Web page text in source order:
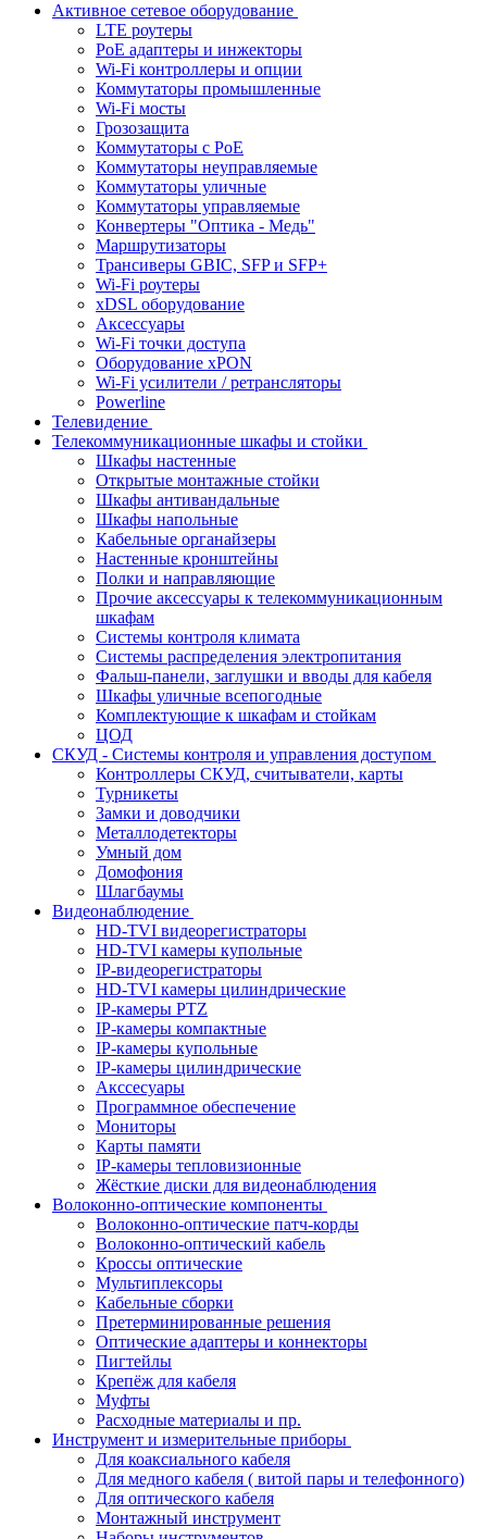
Активное сетевое оборудование
LTE роутеры
PoE адаптеры и инжекторы
Wi-Fi контроллеры и опции
Коммутаторы промышленные
Wi-Fi мосты
Грозозащита
Коммутаторы c PoE
Коммутаторы неуправляемые
Коммутаторы уличные
Коммутаторы управляемые
Конвертеры "Оптика - Медь"
Маршрутизаторы
Трансиверы GBIC, SFP и SFP+
Wi-Fi роутеры
xDSL оборудование
Аксессуары
Wi-Fi точки доступа
Оборудование хPON
Wi-Fi усилители / ретрансляторы
Powerline
Телевидение
Телекоммуникационные шкафы и стойки
Шкафы настенные
Открытые монтажные стойки
Шкафы антивандальные
Шкафы напольные
Кабельные органайзеры
Настенные кронштейны
Полки и направляющие
Прочие аксессуары к телекоммуникационным
шкафам
Системы контроля климата
Системы распределения электропитания
Фальш-панели, заглушки и вводы для кабеля
Шкафы уличные всепогодные
Комплектующие к шкафам и стойкам
ЦОД
СКУД - Системы контроля и управления доступом
Контроллеры СКУД, считыватели, карты
Турникеты
Замки и доводчики
Металлодетекторы
Умный дом
Домофония
Шлагбаумы
Видеонаблюдение
HD-TVI видеорегистраторы
HD-TVI камеры купольные
IP-видеорегистраторы
HD-TVI камеры цилиндрические
IP-камеры PTZ
IP-камеры компактные
IP-камеры купольные
IP-камеры цилиндрические
Акссесуары
Программное обеспечение
Мониторы
Карты памяти
IP-камеры тепловизионные
Жёсткие диски для видеонаблюдения
Волоконно-оптические компоненты
Волоконно-оптические патч-корды
Волоконно-оптический кабель
Кроссы оптические
Мультиплексоры
Кабельные сборки
Претерминированные решения
Оптические адаптеры и коннекторы
Пигтейлы
Крепёж для кабеля
Муфты
Расходные материалы и пр.
Инструмент и измерительные приборы
Для коаксиального кабеля
Для медного кабеля ( витой пары и телефонного)
Для оптического кабеля
Монтажный инструмент